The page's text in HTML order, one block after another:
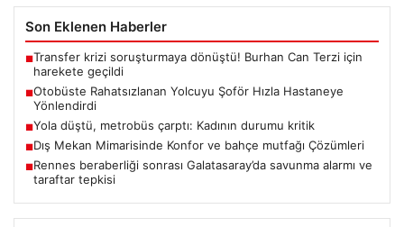
Son Eklenen Haberler
■Transfer krizi soruşturmaya dönüştü! Burhan Can Terzi için
harekete geçildi
■Otobüste Rahatsızlanan Yolcuyu Şoför Hızla Hastaneye
Yönlendirdi
■Yola düştü, metrobüs çarptı: Kadının durumu kritik
■Dış Mekan Mimarisinde Konfor ve bahçe mutfağı Çözümleri
■Rennes beraberliği sonrası Galatasaray’da savunma alarmı ve
taraftar tepkisi